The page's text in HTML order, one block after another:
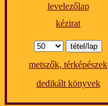
levelezőlap
kézirat
metszők, térképészek
dedikált könyvek